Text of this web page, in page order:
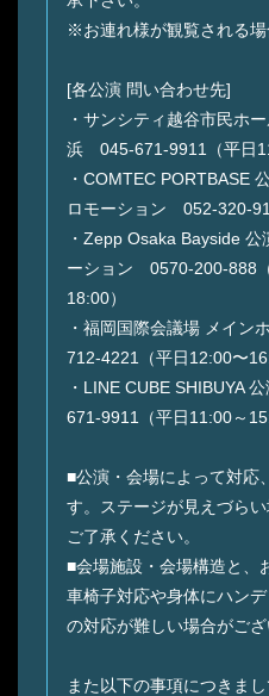
※お連れ様が観覧される場
[各公演 問い合わせ先]
・サンシティ越谷市民ホ
浜 045-671-9911（平日
・COMTEC PORTBASE
ロモーション 052-320-
・Zepp Osaka Bayside
ーション 0570-200-888
18:00）
・福岡国際会議場 メイ
712-4221（平日12:00〜
・LINE CUBE SHIBUYA
671-9911（平日11:00～
■公演・会場によって対応
す。ステージが見えづら
ご了承ください。
■会場施設・会場構造と、
車椅子対応や身体にハン
の対応が難しい場合がござ
また以下の事項につきま